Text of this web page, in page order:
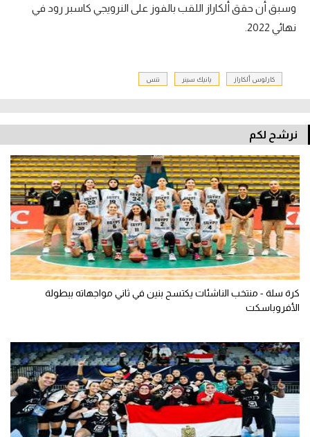
وسبق أن حقق ألكاراز اللقب بالفوز على النرويجي كاسبر رود في
نهائي 2022.
كارلوس ألكاراز يانيك سينر تنس
نرشح لكم
كرة سلة - منتخب الناشئات يكتسح بنين في ثاني مواجهاته ببطولة
الأفروباسكت